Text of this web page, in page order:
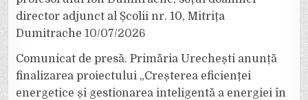
director adjunct al Școlii nr. 10, Mitrița
Dumitrache 10/07/2026
Comunicat de presă. Primăria Urechești anunță
finalizarea proiectului „Creșterea eficienței
energetice și gestionarea inteligentă a energiei în